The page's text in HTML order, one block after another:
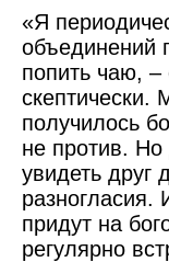
«Я
объединений
попить чаю,
получилось
не против. Но
увидеть друг
придут на
регулярно